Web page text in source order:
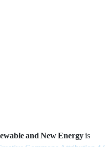
and New Energyis